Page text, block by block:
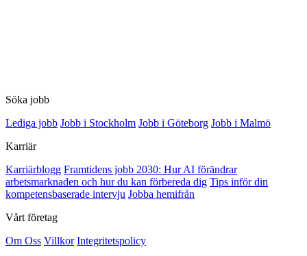
Söka jobb
Lediga jobb Jobb i Stockholm Jobb i Göteborg Jobb i Malmö
Karriär
Karriärblogg Framtidens jobb 2030: Hur AI förändrar
arbetsmarknaden och hur du kan förbereda dig Tips inför din
kompetensbaserade intervju Jobba hemifrån
Vårt företag
Om Oss Villkor Integritetspolicy